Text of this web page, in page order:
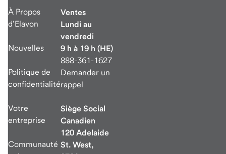
À Propos
d’Elavon
Nouvelles
Politique de
confidentialité
Votre
entreprise
Communauté
Ventes
Lundi au
vendredi
9 h à 19 h (HE)
888-361-1627
Demander un
rappel
Siège Social
Canadien
120 Adelaide
St. West,